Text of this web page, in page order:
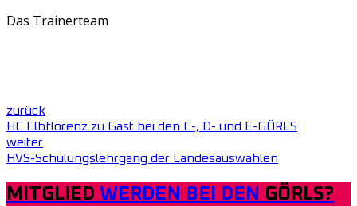
Das Trainerteam
zurück
HC Elbflorenz zu Gast bei den C-, D- und E-GÖRLS
weiter
HVS-Schulungslehrgang der Landesauswahlen
MITGLIED WERDEN BEI DEN GÖRLS?